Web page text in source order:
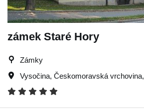
zámek Staré Hory
Zámky
Vysočina, Českomoravská vrchovina,